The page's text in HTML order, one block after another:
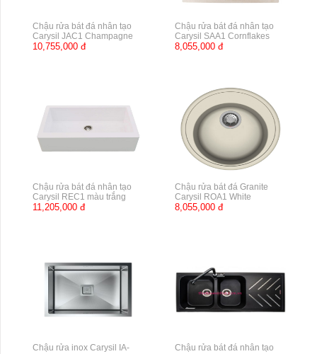
Chậu rửa bát đá nhân tạo
Carysil JAC1 Champagne
10,755,000 đ
Chậu rửa bát đá nhân tạo
Carysil SAA1 Cornflakes
8,055,000 đ
Chậu rửa bát đá nhân tạo
Carysil REC1 màu trắng
11,205,000 đ
Chậu rửa bát đá Granite
Carysil ROA1 White
8,055,000 đ
Chậu rửa inox Carysil IA-
Chậu rửa bát đá nhân tạo